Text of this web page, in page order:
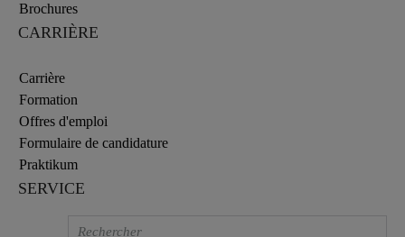
Brochures
CARRIÈRE
Carrière
Formation
Offres d'emploi
Formulaire de candidature
Praktikum
SERVICE